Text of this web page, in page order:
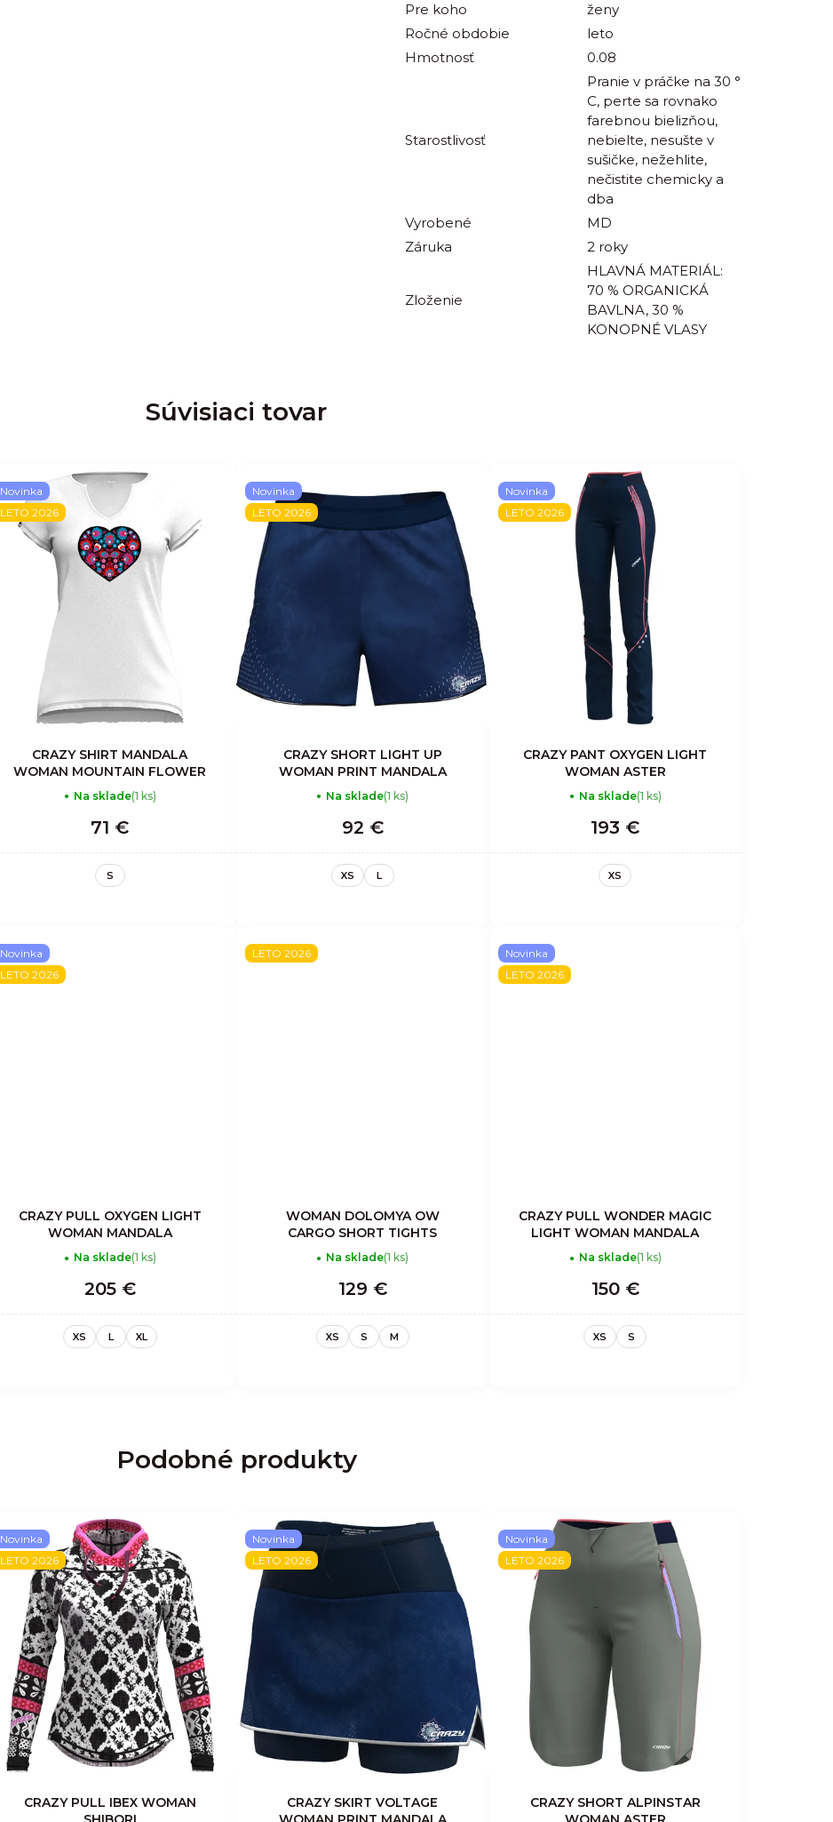
Pre koho
ženy
Ročné obdobie
leto
Hmotnosť
0.08
Starostlivosť
Pranie v práčke na 30 °
C, perte sa rovnako
farebnou bielizňou,
nebielte, nesušte v
sušičke, nežehlite,
nečistite chemicky a
dba
Vyrobené
MD
Záruka
2 roky
Zloženie
HLAVNÁ MATERIÁL:
70 % ORGANICKÁ
BAVLNA, 30 %
KONOPNÉ VLASY
Súvisiaci tovar
Novinka
LETO 2026
CRAZY SHIRT MANDALA
WOMAN MOUNTAIN FLOWER
Na sklade(1 ks)
71 €
S
Novinka
LETO 2026
CRAZY SHORT LIGHT UP
WOMAN PRINT MANDALA
Na sklade(1 ks)
92 €
XS L
Novinka
LETO 2026
CRAZY PANT OXYGEN LIGHT
WOMAN ASTER
Na sklade(1 ks)
193 €
XS
Novinka
LETO 2026
CRAZY PULL OXYGEN LIGHT
WOMAN MANDALA
Na sklade(1 ks)
205 €
XS L XL
LETO 2026
WOMAN DOLOMYA OW
CARGO SHORT TIGHTS
Na sklade(1 ks)
129 €
XS S M
Novinka
LETO 2026
CRAZY PULL WONDER MAGIC
LIGHT WOMAN MANDALA
Na sklade(1 ks)
150 €
XS S
Podobné produkty
Novinka
LETO 2026
CRAZY PULL IBEX WOMAN
Novinka
LETO 2026
CRAZY SKIRT VOLTAGE
Novinka
LETO 2026
CRAZY SHORT ALPINSTAR